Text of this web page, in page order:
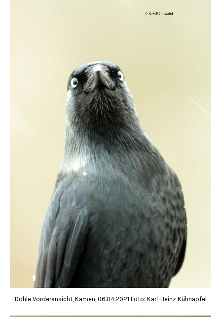
Dohle Vorderansicht, Kamen, 06.04.2021 Foto: Karl-Heinz Kühnapfel